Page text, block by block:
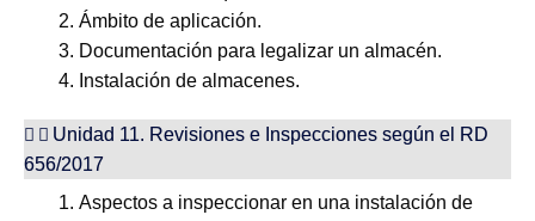
Ámbito de aplicación.
Documentación para legalizar un almacén.
Instalación de almacenes.
Unidad 11. Revisiones e Inspecciones según el RD
656/2017
Aspectos a inspeccionar en una instalación de